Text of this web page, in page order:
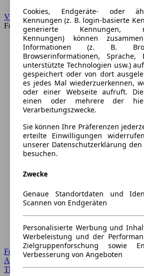
VW
Forum
Forum Startseite
Alle Auto-Foren
Themen-Forum
Cookies, Endgeräte- oder
Kennungen (z. B. login-basierte
generierte Kennungen,
Kennungen) können
Informationen (z. B.
Browserinformationen, Sprache,
unterstützte Technologien usw.)
gespeichert oder von dort
es jedes Mal wiederzuerkennen,
oder einer Webseite aufruft.
einen oder mehrere der
Verarbeitungszwecke.
Sie können Ihre Präferenzen
erteilte Einwilligungen
unserer Datenschutzerklärung den
besuchen.
Zwecke
Genaue Standortdaten und
Scannen von Endgeräten
Personalisierte Werbung und
Werbeleistung und der
Zielgruppenforschung sowie
Verbesserung von Angeboten